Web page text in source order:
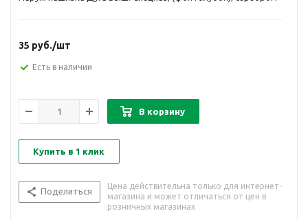
35 руб./шт
Есть в наличии
В корзину
Купить в 1 клик
Поделиться
Цена действительна только для интернет-
магазина и может отличаться от цен в
розничных магазинах